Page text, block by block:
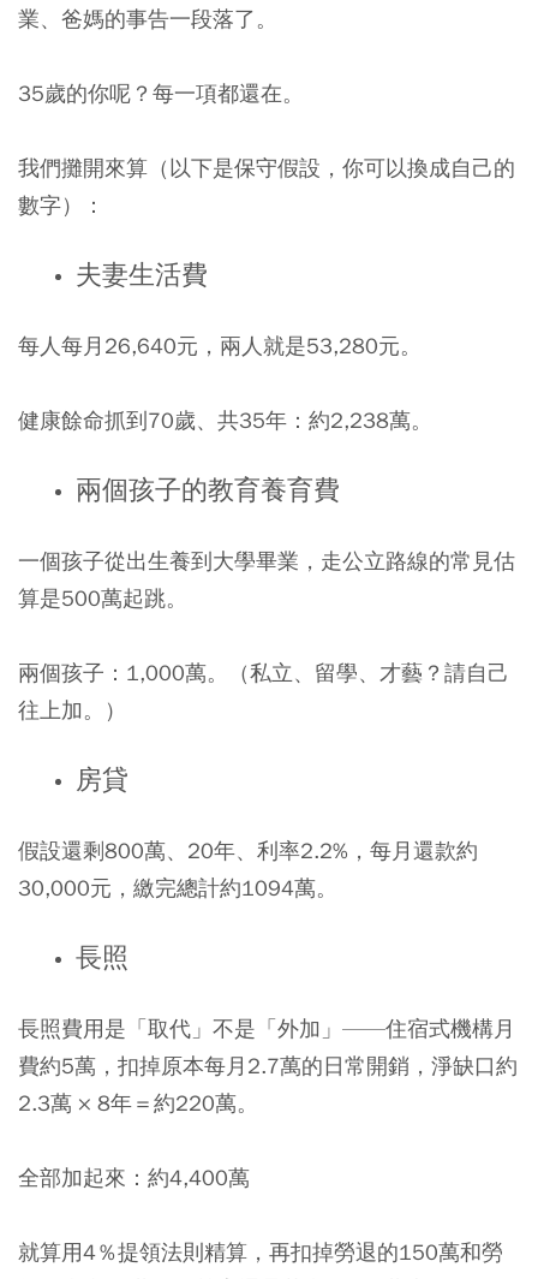
業、爸媽的事告一段落了。
35歲的你呢？每一項都還在。
我們攤開來算（以下是保守假設，你可以換成自己的
數字）：
夫妻生活費
每人每月26,640元，兩人就是53,280元。
健康餘命抓到70歲、共35年：約2,238萬。
兩個孩子的教育養育費
一個孩子從出生養到大學畢業，走公立路線的常見估
算是500萬起跳。
兩個孩子：1,000萬。（私立、留學、才藝？請自己
往上加。）
房貸
假設還剩800萬、20年、利率2.2%，每月還款約
30,000元，繳完總計約1094萬。
長照
長照費用是「取代」不是「外加」——住宿式機構月
費約5萬，扣掉原本每月2.7萬的日常開銷，淨缺口約
2.3萬 × 8年＝約220萬。
全部加起來：約4,400萬
就算用4％提領法則精算，再扣掉勞退的150萬和勞